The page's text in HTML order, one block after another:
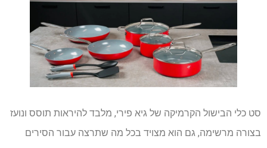
סט כלי הבישול הקרמיקה של גיא פירי, מלבד להיראות תוסס ונועז
בצורה מרשימה, גם הוא מצויד בכל מה שתרצה עבור הסירים